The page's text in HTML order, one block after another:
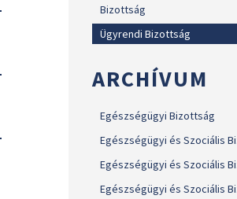
Bizottság
Ügyrendi Bizottság
ARCHÍVUM
Egészségügyi Bizottság
Egészségügyi és Szociális
Egészségügyi és Szociális
Egészségügyi és Szociális